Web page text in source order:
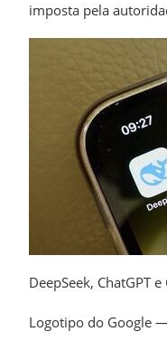
imposta pela
DeepSeek, ChatGPT
Logotipo do Google